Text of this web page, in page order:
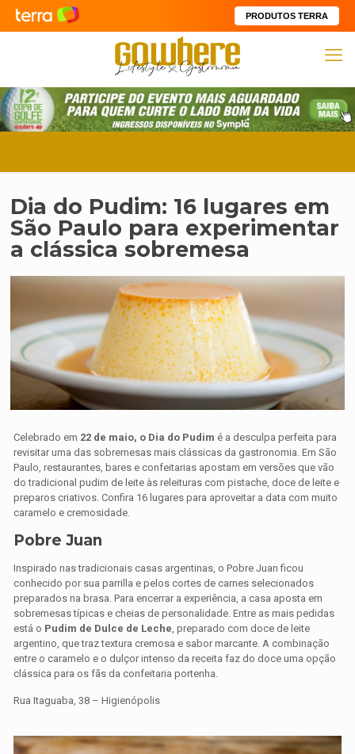
PRODUTOS TERRA
Dia do Pudim: 16 lugares em
São Paulo para experimentar
a clássica sobremesa
Celebrado em 22 de maio, o Dia do Pudim é a desculpa perfeita para
revisitar uma das sobremesas mais clássicas da gastronomia. Em São
Paulo, restaurantes, bares e confeitarias apostam em versões que vão
do tradicional pudim de leite às releituras com pistache, doce de leite e
preparos criativos. Confira 16 lugares para aproveitar a data com muito
caramelo e cremosidade.
Pobre Juan
Inspirado nas tradicionais casas argentinas, o Pobre Juan ficou
conhecido por sua parrilla e pelos cortes de carnes selecionados
preparados na brasa. Para encerrar a experiência, a casa aposta em
sobremesas típicas e cheias de personalidade. Entre as mais pedidas
está o Pudim de Dulce de Leche, preparado com doce de leite
argentino, que traz textura cremosa e sabor marcante. A combinação
entre o caramelo e o dulçor intenso da receita faz do doce uma opção
clássica para os fãs da confeitaria portenha.
Rua Itaguaba, 38 – Higienópolis